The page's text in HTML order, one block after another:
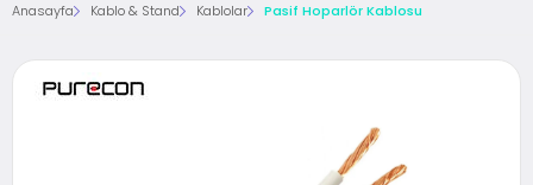
Anasayfa Kablo & Stand Kablolar Pasif Hoparlör Kablosu